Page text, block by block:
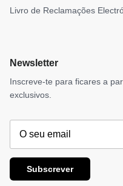
Livro de Reclamações
Newsletter
Inscreve-te para ficares a
exclusivos.
Subscrever